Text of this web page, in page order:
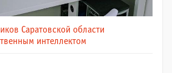
Саратовской области
интеллектом